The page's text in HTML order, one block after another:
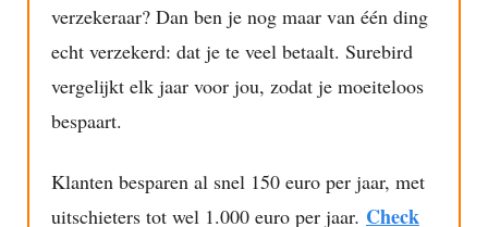
verzekeraar? Dan ben je nog maar van één ding
echt verzekerd: dat je te veel betaalt. Surebird
vergelijkt elk jaar voor jou, zodat je moeiteloos
bespaart.
Klanten besparen al snel 150 euro per jaar, met
uitschieters tot wel 1.000 euro per jaar. Check